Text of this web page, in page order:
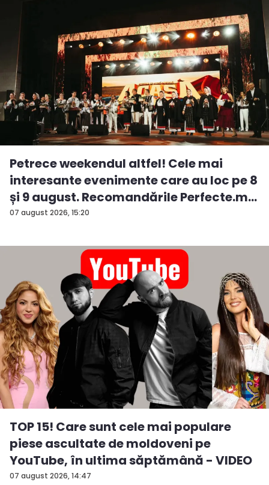
07 august 2026, 15:20
Petrece weekendul altfel! Cele mai
interesante evenimente care au loc pe 8
și 9 august. Recomandările Perfecte.m...
07 august 2026, 14:47
TOP 15! Care sunt cele mai populare
piese ascultate de moldoveni pe
YouTube, în ultima săptămână - VIDEO